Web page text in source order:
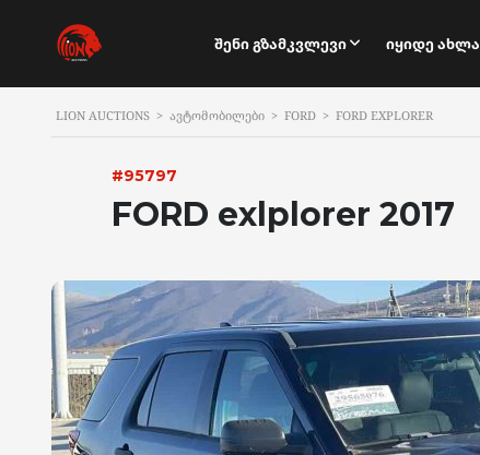
Შენი Გზამკვლევი Იყიდე Ახლა
LION AUCTIONS > ᲐᲕᲢᲝᲛᲝᲑᲘᲚᲔᲑᲘ > FORD > FORD EXPLORER
#95797
FORD exlplorer 2017